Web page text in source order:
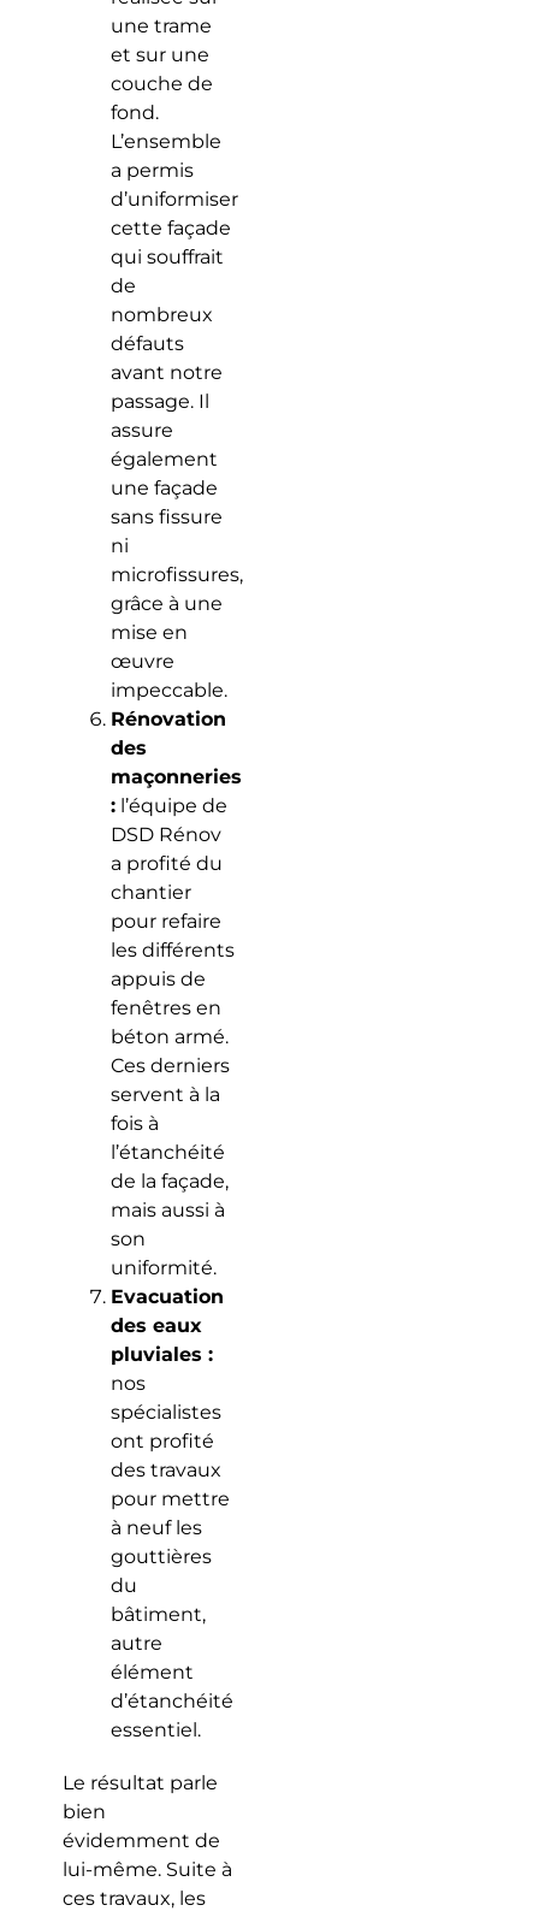
une trame
et sur une
couche de
fond.
L’ensemble
a permis
d’uniformiser
cette façade
qui souffrait
de
nombreux
défauts
avant notre
passage. Il
assure
également
une façade
sans fissure
ni
microfissures,
grâce à une
mise en
œuvre
impeccable.
Rénovation
des
maçonneries
:l’équipe de
DSD Rénov
a profité du
chantier
pour refaire
les différents
appuis de
fenêtres en
béton armé.
Ces derniers
servent à la
fois à
l’étanchéité
de la façade,
mais aussi à
son
uniformité.
Evacuation
des eaux
pluviales :
nos
spécialistes
ont profité
des travaux
pour mettre
à neuf les
gouttières
du
bâtiment,
autre
élément
d’étanchéité
essentiel.
Le résultat parle
bien
évidemment de
lui-même. Suite à
ces travaux, les